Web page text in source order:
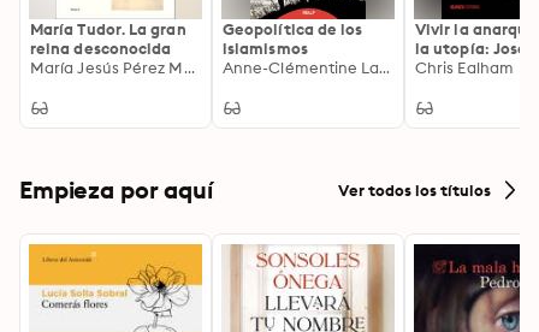
María Tudor. La gran
reina desconocida
María Jesús Pérez Martín
Geopolítica de los
islamismos
Anne-Clémentine Larroque
Vivir la
la utopía: José
y la historia del
español
Chris Ealham
Empieza por aquí Ver todos los títulos